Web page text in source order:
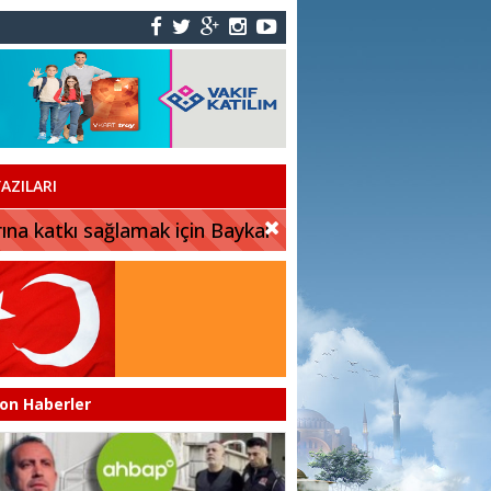
katkı sağlamak için Baykar
Haberler